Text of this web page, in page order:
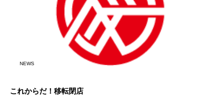
NEWS
これからだ！移転閉店